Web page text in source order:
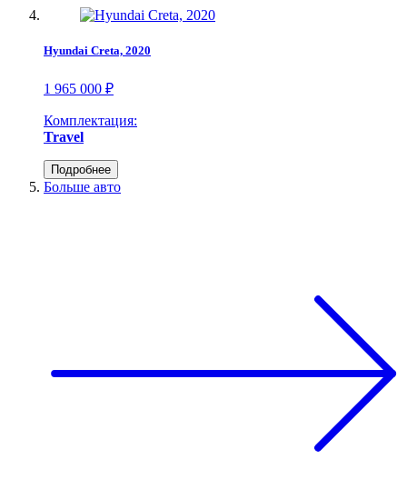
Hyundai Creta, 2020
1 965 000 ₽
Комплектация:
Travel
Подробнее
Больше авто